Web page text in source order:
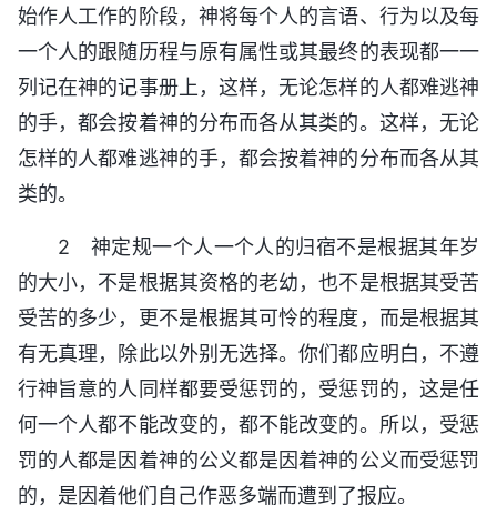
始作人工作的阶段，神将每个人的言语、行为以及每
一个人的跟随历程与原有属性或其最终的表现都一一
列记在神的记事册上，这样，无论怎样的人都难逃神
的手，都会按着神的分布而各从其类的。这样，无论
怎样的人都难逃神的手，都会按着神的分布而各从其
类的。
2 神定规一个人一个人的归宿不是根据其年岁
的大小，不是根据其资格的老幼，也不是根据其受苦
受苦的多少，更不是根据其可怜的程度，而是根据其
有无真理，除此以外别无选择。你们都应明白，不遵
行神旨意的人同样都要受惩罚的，受惩罚的，这是任
何一个人都不能改变的，都不能改变的。所以，受惩
罚的人都是因着神的公义都是因着神的公义而受惩罚
的，是因着他们自己作恶多端而遭到了报应。